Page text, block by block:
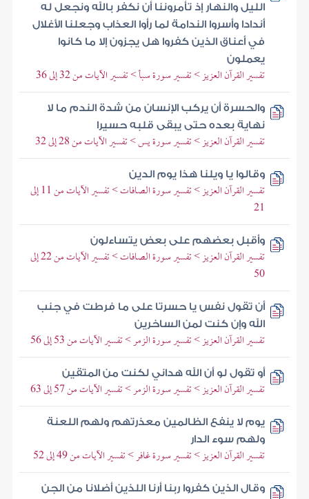
الليل والنهار إذ تأمروننا أن نكفر بالله ونجعل له
أندادا وأسروا الندامة لما رأوا العذاب وجعلنا الأغلال
في أعناق الذين كفروا هل يجزون إلا ما كانوا
يعملون
تفسير القرآن العزيز > تفسير سورة سبأ > تفسير الآيات من 32 إلى 36
والحسرة أن يركب الإنسان من شدة الندم ما لا
نهاية بعده حتى يبقى قلبه حسيرا
تفسير القرآن العزيز > تفسير سورة يس > تفسير الآيات من 28 إلى 32
وقالوا يا ويلنا هذا يوم الدين
تفسير القرآن العزيز > تفسير سورة الصافات > تفسير الآيات من 11 إلى
21
وأقبل بعضهم على بعض يتساءلون
تفسير القرآن العزيز > تفسير سورة الصافات > تفسير الآيات من 22 إلى
50
أن تقول نفس يا حسرتا على ما فرطت في جنب
الله وإن كنت لمن الساخرين
تفسير القرآن العزيز > تفسير سورة الزمر > تفسير الآيات من 53 إلى 56
أو تقول لو أن الله هداني لكنت من المتقين
تفسير القرآن العزيز > تفسير سورة الزمر > تفسير الآيات من 57 إلى 63
يوم لا ينفع الظالمين معذرتهم ولهم اللعنة
ولهم سوء الدار
تفسير القرآن العزيز > تفسير سورة غافر > تفسير الآيات من 49 إلى 52
وقال الذين كفروا ربنا أرنا اللذين أضلانا من الجن